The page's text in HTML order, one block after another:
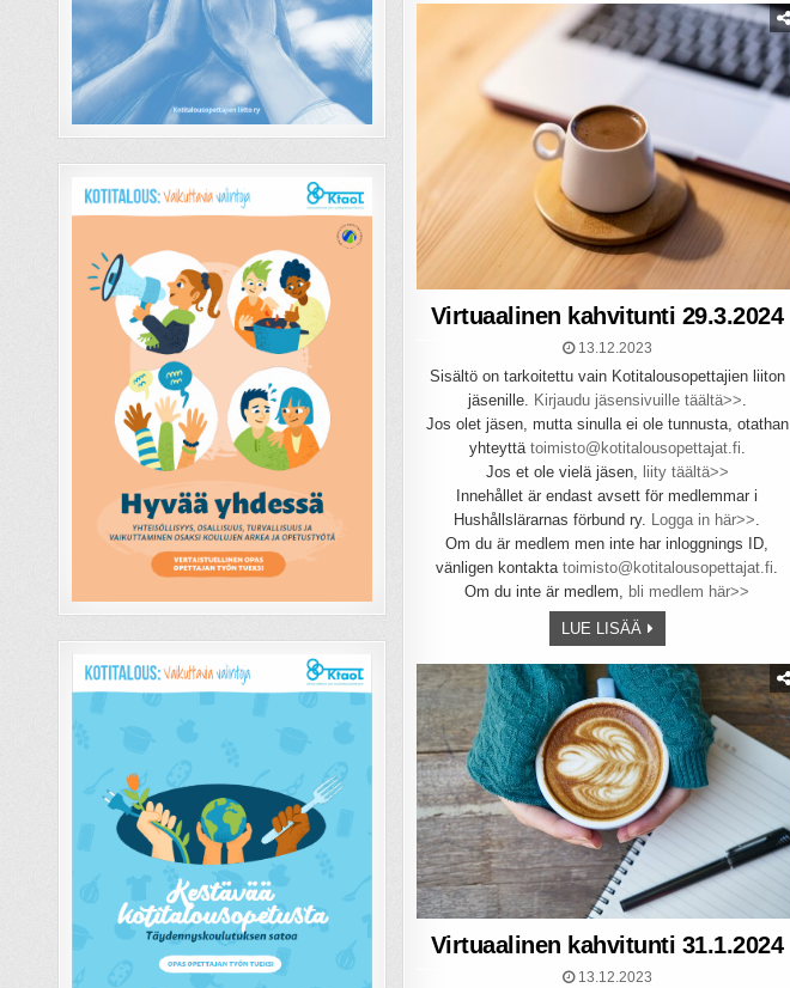
Virtuaalinen kahvitunti 29.3.2024
13.12.2023
Sisältö on tarkoitettu vain Kotitalousopettajien liiton
jäsenille. Kirjaudu jäsensivuille täältä>>.
Jos olet jäsen, mutta sinulla ei ole tunnusta, otathan
yhteyttä toimisto@kotitalousopettajat.fi.
Jos et ole vielä jäsen, liity täältä>>
Innehållet är endast avsett för medlemmar i
Hushållslärarnas förbund ry. Logga in här>>.
Om du är medlem men inte har inloggnings ID,
vänligen kontaktatoimisto@kotitalousopettajat.fi.
Om du inte är medlem, bli medlem här>>
LUE LISÄÄ
Virtuaalinen kahvitunti 31.1.2024
13.12.2023